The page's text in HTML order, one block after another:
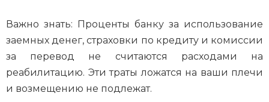
Важно знать: Проценты банку за использование
заемных денег, страховки по кредиту и комиссии
за перевод не считаются расходами на
реабилитацию. Эти траты ложатся на ваши плечи
и возмещению не подлежат.